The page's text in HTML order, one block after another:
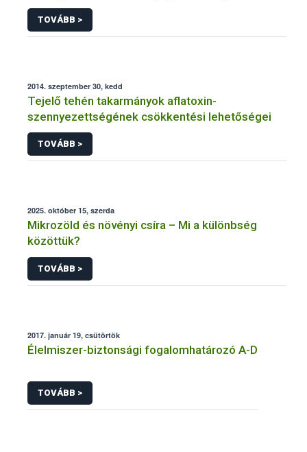
engedélyezésére, továbbá a meglévő engedély
meghosszabbítására vagy módosítására irányuló
eljárásba
TOVÁBB >
2014. szeptember 30, kedd
Tejelő tehén takarmányok aflatoxin-
szennyezettségének csökkentési lehetőségei
TOVÁBB >
2025. október 15, szerda
Mikrozöld és növényi csíra – Mi a különbség
közöttük?
TOVÁBB >
2017. január 19, csütörtök
Élelmiszer-biztonsági fogalomhatározó A-D
TOVÁBB >